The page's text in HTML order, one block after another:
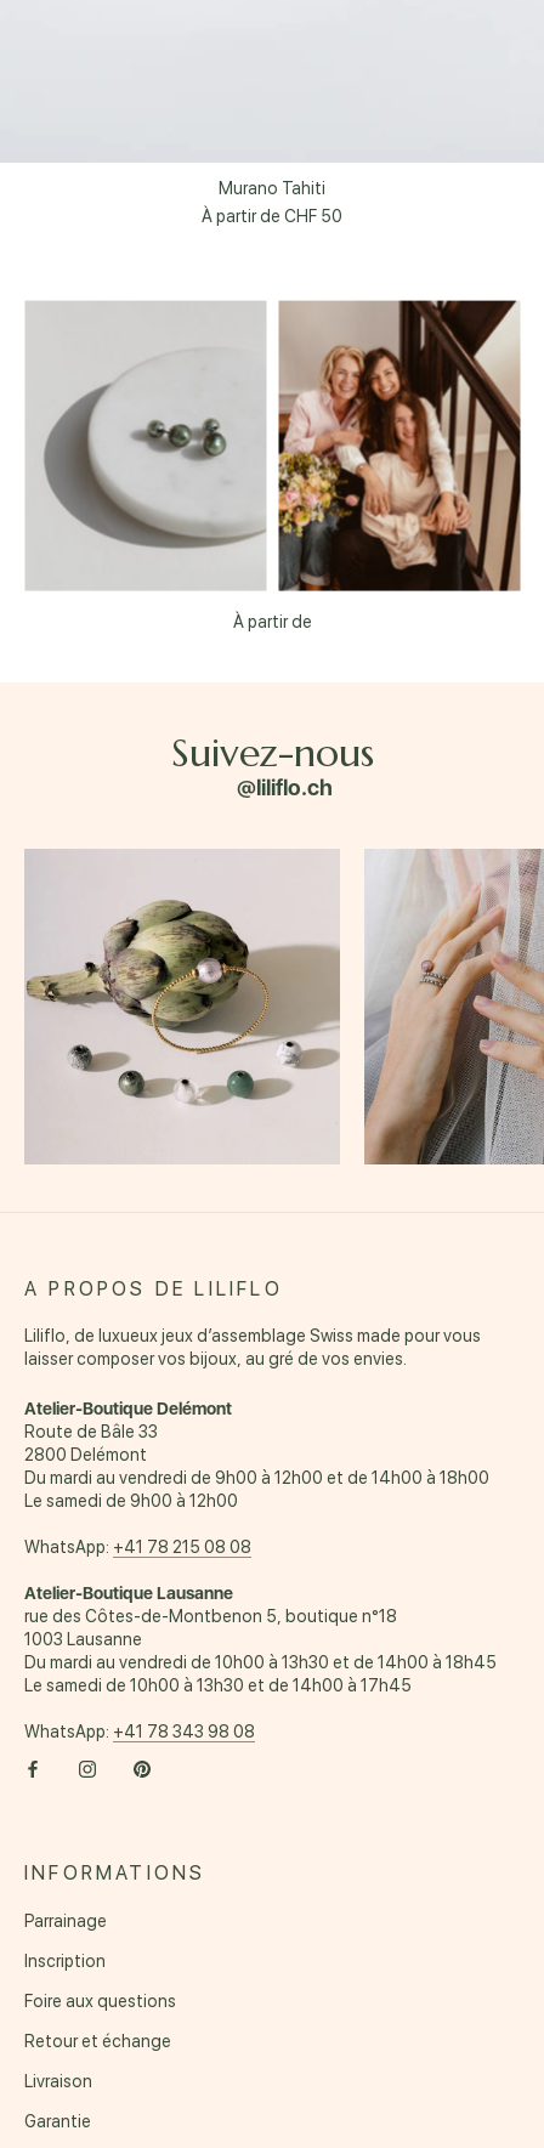
Murano Tahiti
À partir de CHF 50
À partir de
Suivez-nous
@liliflo.ch
A PROPOS DE LILIFLO
Liliflo, de luxueux jeux d’assemblage Swiss made pour vous
laisser composer vos bijoux, au gré de vos envies.
Atelier-Boutique Delémont
Route de Bâle 33
2800 Delémont
Du mardi au vendredi de 9h00 à 12h00 et de 14h00 à 18h00
Le samedi de 9h00 à 12h00
WhatsApp: +41 78 215 08 08
Atelier-Boutique Lausanne
rue des Côtes-de-Montbenon 5, boutique n°18
1003 Lausanne
Du mardi au vendredi de 10h00 à 13h30 et de 14h00 à 18h45
Le samedi de 10h00 à 13h30 et de 14h00 à 17h45
WhatsApp: +41 78 343 98 08
INFORMATIONS
Parrainage
Inscription
Foire aux questions
Retour et échange
Livraison
Garantie